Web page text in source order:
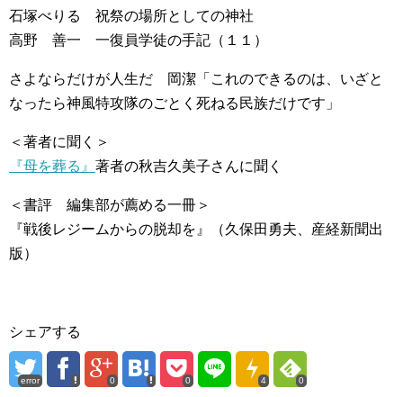
石塚べりる 祝祭の場所としての神社
高野 善一 一復員学徒の手記（１１）
さよならだけが人生だ 岡潔「これのできるのは、いざと
なったら神風特攻隊のごとく死ねる民族だけです」
＜著者に聞く＞
『母を葬る』 著者の秋吉久美子さんに聞く
＜書評 編集部が薦める一冊＞
『戦後レジームからの脱却を』（久保田勇夫、産経新聞出
版）
シェアする
error 0 0 4 0